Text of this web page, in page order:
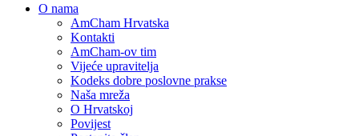
O nama
AmCham Hrvatska
Kontakti
AmCham-ov tim
Vijeće upravitelja
Kodeks dobre poslovne prakse
Naša mreža
O Hrvatskoj
Povijest